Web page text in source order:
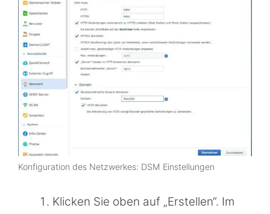
Konfiguration des Netzwerkes: DSM Einstellungen
Klicken Sie oben auf „Erstellen“. Im